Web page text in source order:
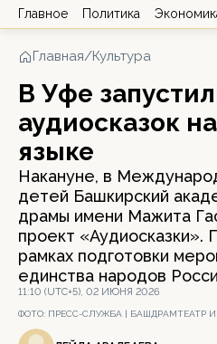
Главное Политика
Главная/Культура
В Уфе
аудиосказок
языке
Накануне, в
детей Башкирский
драмы имени Мажита
проект «Аудиосказки».
рамках подготовки
единства народов
11:10 (UTC+5), 02 ИЮНЯ 2026
ФОТО: ПРЕСС-СЛУЖБА | БАШДРАМТЕАТР